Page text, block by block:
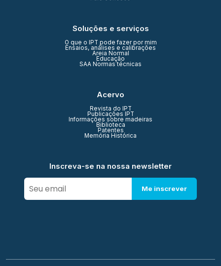
Soluções e serviços
O que o IPT pode fazer por mim
Ensaios, análises e calibrações
Areia Normal
Educação
SAA Normas técnicas
Acervo
Revista do IPT
Publicações IPT
Informações sobre madeiras
Biblioteca
Patentes
Memória Histórica
Inscreva-se na nossa newsletter
Me inscrever